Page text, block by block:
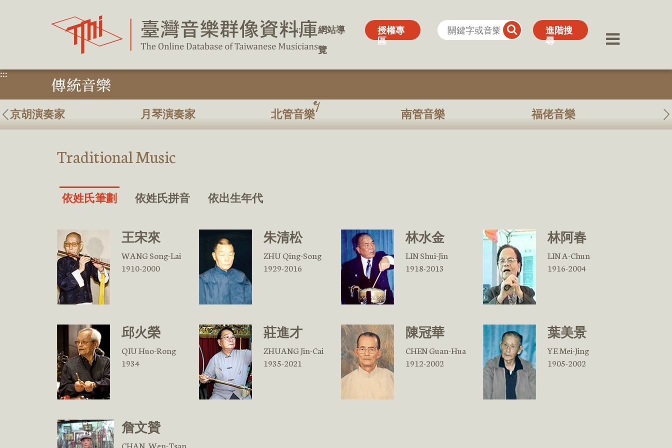
塊
:::
網站導
覽
授權專
區
進階搜
尋
:::
網站導
覽
授權專
區
進階搜
尋
::: 傳統音樂
京胡演奏家 月琴演奏家 北管音樂 南管音樂 福佬音樂
Traditional Music
依姓氏筆劃 依姓氏拼音 依出生年代
王宋來
WANG Song-Lai
1910-2000
朱清松
ZHU Qing-Song
1929-2016
林水金
LIN Shui-Jin
1918-2013
林阿春
LIN A-Chun
1916-2004
邱火榮
QIU Huo-Rong
1934
莊進才
ZHUANG Jin-Cai
1935-2021
陳冠華
CHEN Guan-Hua
1912-2002
葉美景
YE Mei-Jing
1905-2002
詹文贊
CHAN, Wen-Tsan